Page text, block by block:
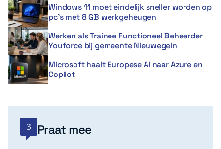
Windows 11 moet eindelijk sneller worden op
pc’s met 8 GB werkgeheugen
Werken als Trainee Functioneel Beheerder
Youforce bij gemeente Nieuwegein
Microsoft haalt Europese AI naar Azure en
Copilot
3 Praat mee